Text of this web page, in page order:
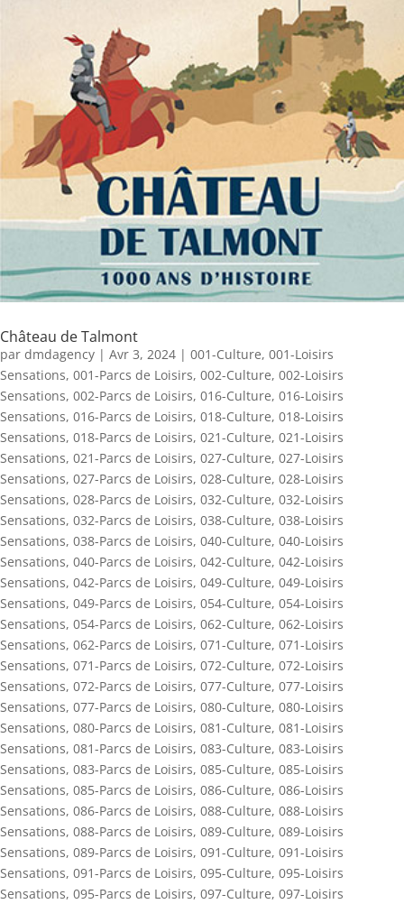
Château de Talmont
par dmdagency | Avr 3, 2024 | 001-Culture, 001-Loisirs
Sensations, 001-Parcs de Loisirs, 002-Culture, 002-Loisirs
Sensations, 002-Parcs de Loisirs, 016-Culture, 016-Loisirs
Sensations, 016-Parcs de Loisirs, 018-Culture, 018-Loisirs
Sensations, 018-Parcs de Loisirs, 021-Culture, 021-Loisirs
Sensations, 021-Parcs de Loisirs, 027-Culture, 027-Loisirs
Sensations, 027-Parcs de Loisirs, 028-Culture, 028-Loisirs
Sensations, 028-Parcs de Loisirs, 032-Culture, 032-Loisirs
Sensations, 032-Parcs de Loisirs, 038-Culture, 038-Loisirs
Sensations, 038-Parcs de Loisirs, 040-Culture, 040-Loisirs
Sensations, 040-Parcs de Loisirs, 042-Culture, 042-Loisirs
Sensations, 042-Parcs de Loisirs, 049-Culture, 049-Loisirs
Sensations, 049-Parcs de Loisirs, 054-Culture, 054-Loisirs
Sensations, 054-Parcs de Loisirs, 062-Culture, 062-Loisirs
Sensations, 062-Parcs de Loisirs, 071-Culture, 071-Loisirs
Sensations, 071-Parcs de Loisirs, 072-Culture, 072-Loisirs
Sensations, 072-Parcs de Loisirs, 077-Culture, 077-Loisirs
Sensations, 077-Parcs de Loisirs, 080-Culture, 080-Loisirs
Sensations, 080-Parcs de Loisirs, 081-Culture, 081-Loisirs
Sensations, 081-Parcs de Loisirs, 083-Culture, 083-Loisirs
Sensations, 083-Parcs de Loisirs, 085-Culture, 085-Loisirs
Sensations, 085-Parcs de Loisirs, 086-Culture, 086-Loisirs
Sensations, 086-Parcs de Loisirs, 088-Culture, 088-Loisirs
Sensations, 088-Parcs de Loisirs, 089-Culture, 089-Loisirs
Sensations, 089-Parcs de Loisirs, 091-Culture, 091-Loisirs
Sensations, 091-Parcs de Loisirs, 095-Culture, 095-Loisirs
Sensations, 095-Parcs de Loisirs, 097-Culture, 097-Loisirs